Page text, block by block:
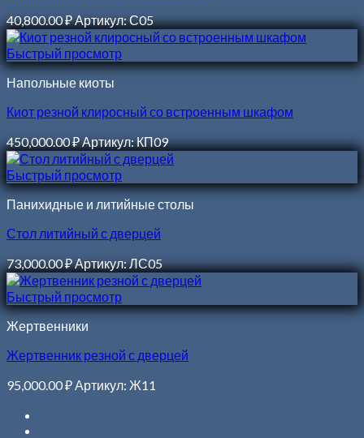
40,800.00₽Артикул: С05
Быстрый просмотр
Напольные киоты
Киот резной клиросный со встроенным шкафом
450,000.00₽Артикул: КП09
Быстрый просмотр
Панихидные и литийные столы
Стол литийный с дверцей
73,000.00₽Артикул: ЛС05
Быстрый просмотр
Жертвенники
Жертвенник резной с дверцей
95,000.00₽ Артикул: Ж11